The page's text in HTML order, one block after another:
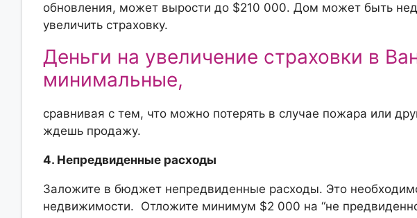
обновления, может вырости до $210 000. Дом может быть
увеличить страховку.
Деньги на увеличение страховки в
минимальные,
сравнивая с тем, что можно потерять в случае пожара или
ждешь продажу.
4. Непредвиденные расходы
Заложите в бюджет непредвиденные расходы. Это
недвижимости. Отложите минимум $2 000 на “не